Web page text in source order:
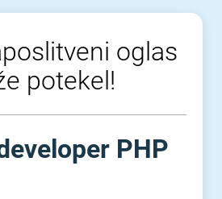
oglas
potekel!
PHP